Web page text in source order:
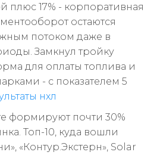
плюс 17% - корпоративная
остаются
потоком даже в
Замкнул тройку
для оплаты топлива и
- с показателем 5
нхл
формируют почти 30%
Топ-10, куда вошли
«Контур.Экстерн», Solar